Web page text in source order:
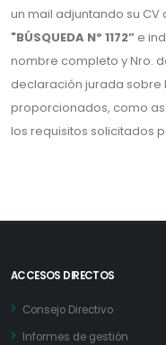
un mail adjuntando su CV
"BÚSQUEDA Nº 1172” e
nombre completo y Nro.
declaración jurada sobre
proporcionados, como
los requisitos solicitados
ACCESOS DIRECTOS
Consejo Directivo
Informes de gestión